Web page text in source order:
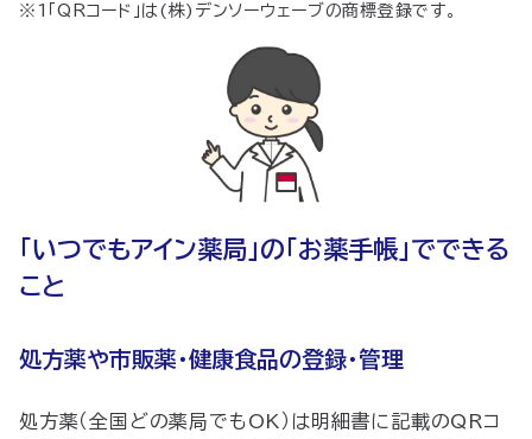
※1「QRコード」は(株)デンソーウェーブの商標登録です。
「いつでもアイン薬局」の「お薬手帳」でできる
こと
処方薬や市販薬・健康食品の登録・管理
処方薬（全国どの薬局でもOK）は明細書に記載のQRコ